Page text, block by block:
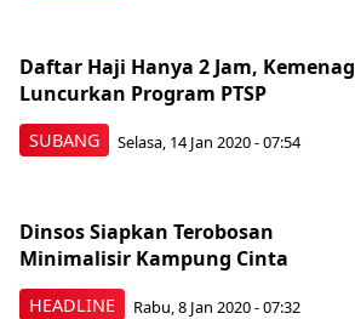
SUBANG
Daftar Haji Hanya 2 Jam, Kemenag
Luncurkan Program PTSP
Selasa, 14 Jan 2020 - 07:54
HEADLINE
Dinsos Siapkan Terobosan
Minimalisir Kampung Cinta
Rabu, 8 Jan 2020 - 07:32